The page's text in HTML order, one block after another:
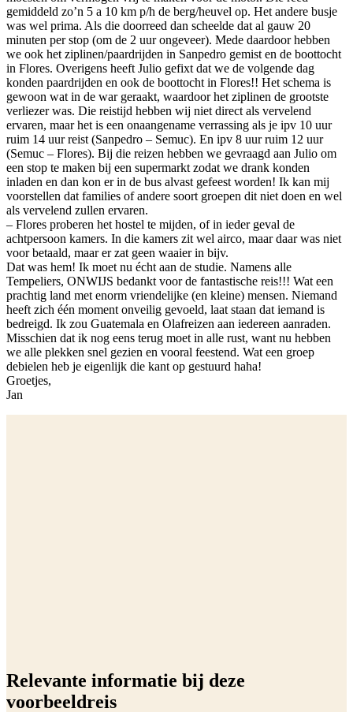
gemiddeld zo’n 5 a 10 km p/h de berg/heuvel op. Het andere busje
was wel prima. Als die doorreed dan scheelde dat al gauw 20
minuten per stop (om de 2 uur ongeveer). Mede daardoor hebben
we ook het ziplinen/paardrijden in Sanpedro gemist en de boottocht
in Flores. Overigens heeft Julio gefixt dat we de volgende dag
konden paardrijden en ook de boottocht in Flores!! Het schema is
gewoon wat in de war geraakt, waardoor het ziplinen de grootste
verliezer was. Die reistijd hebben wij niet direct als vervelend
ervaren, maar het is een onaangename verrassing als je ipv 10 uur
ruim 14 uur reist (Sanpedro – Semuc). En ipv 8 uur ruim 12 uur
(Semuc – Flores). Bij die reizen hebben we gevraagd aan Julio om
een stop te maken bij een supermarkt zodat we drank konden
inladen en dan kon er in de bus alvast gefeest worden! Ik kan mij
voorstellen dat families of andere soort groepen dit niet doen en wel
als vervelend zullen ervaren.
– Flores proberen het hostel te mijden, of in ieder geval de
achtpersoon kamers. In die kamers zit wel airco, maar daar was niet
voor betaald, maar er zat geen waaier in bijv.
Dat was hem! Ik moet nu écht aan de studie. Namens alle
Tempeliers, ONWIJS bedankt voor de fantastische reis!!! Wat een
prachtig land met enorm vriendelijke (en kleine) mensen. Niemand
heeft zich één moment onveilig gevoeld, laat staan dat iemand is
bedreigd. Ik zou Guatemala en Olafreizen aan iedereen aanraden.
Misschien dat ik nog eens terug moet in alle rust, want nu hebben
we alle plekken snel gezien en vooral feestend. Wat een groep
debielen heb je eigenlijk die kant op gestuurd haha!
Groetjes,
Jan
Relevante informatie bij deze
voorbeeldreis